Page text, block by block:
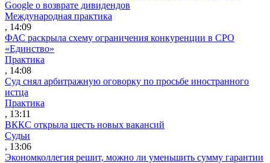
Google о возврате дивидендов
Международная практика
, 14:09
ФАС раскрыла схему ограничения конкуренции в СРО
«Единство»
Практика
, 14:08
Суд снял арбитражную оговорку по просьбе иностранного
истца
Практика
, 13:11
ВККС открыла шесть новых вакансий
Судьи
, 13:06
Экономколлегия решит, можно ли уменьшить сумму гарантии